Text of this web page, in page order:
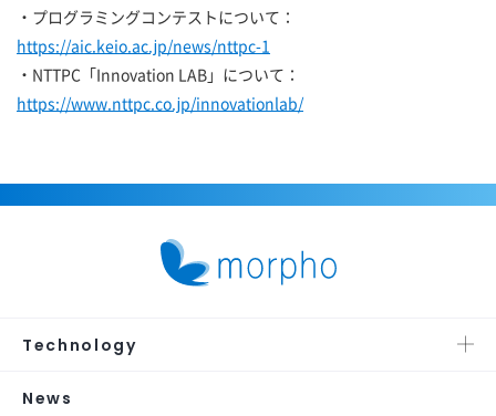
・プログラミングコンテストについて：
https://aic.keio.ac.jp/news/nttpc-1
・NTTPC「Innovation LAB」について：
https://www.nttpc.co.jp/innovationlab/
Technology
News